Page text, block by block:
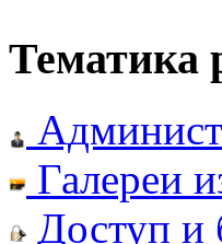
Тематика
Галереи
Доступ и